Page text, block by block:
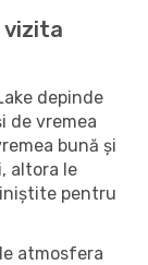
vizita
depinde
de vremea
bună și
altora le
pentru
atmosfera